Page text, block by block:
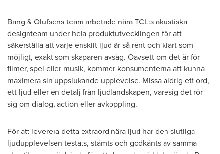
Bang & Olufsens team arbetade nära TCL:s akustiska
designteam under hela produktutvecklingen för att
säkerställa att varje enskilt ljud är så rent och klart som
möjligt, exakt som skaparen avsåg. Oavsett om det är för
filmer, spel eller musik, kommer konsumenterna att kunna
maximera sin uppslukande upplevelse. Missa aldrig ett ord,
ett ljud eller en detalj från ljudlandskapen, varesig det rör
sig om dialog, action eller avkoppling.
För att leverera detta extraordinära ljud har den slutliga
ljudupplevelsen testats, stämts och godkänts av samma